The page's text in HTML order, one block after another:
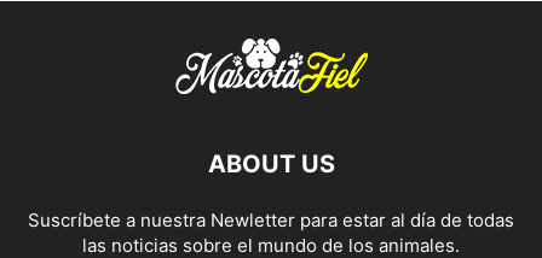
ABOUT US
Suscríbete a nuestra Newletter para estar al día de todas
las noticias sobre el mundo de los animales.